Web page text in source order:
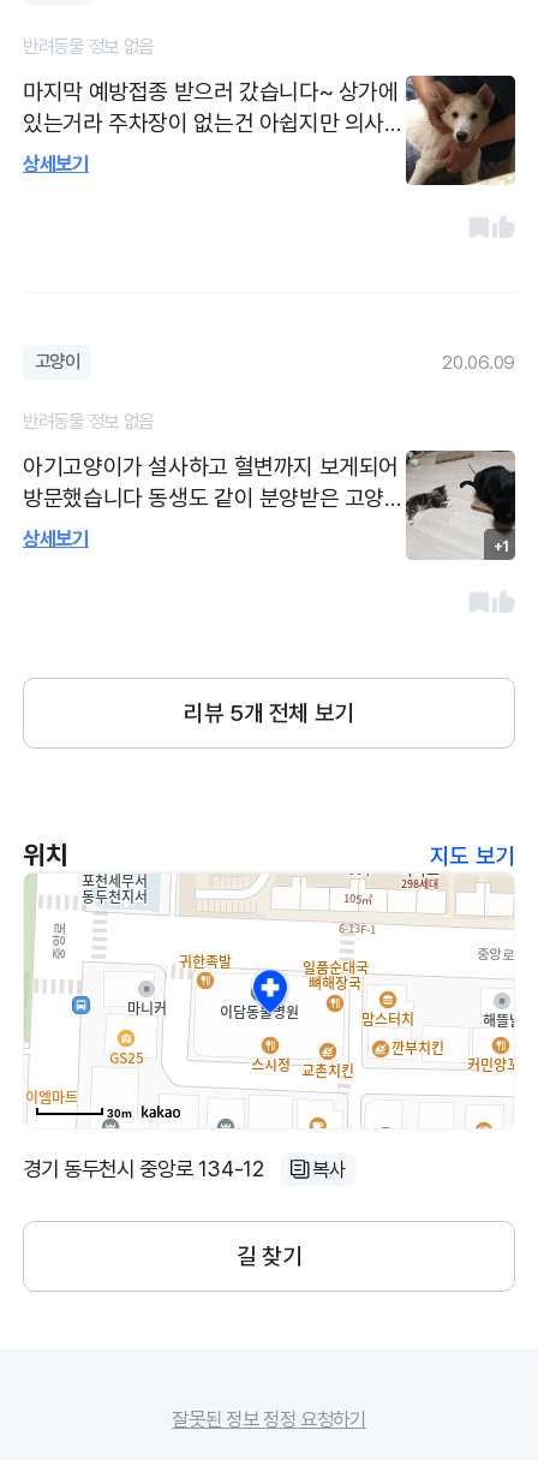
반려동물 정보 없음
마지막 예방접종 받으러 갔습니다~ 상가에
있는거라 주차장이 없는건 아쉽지만 의사분
이 친절하셔서 여기로만 가요. 몸무게 재고
상세보기
고양이 20.06.09
반려동물 정보 없음
아기고양이가 설사하고 혈변까지 보게되어
방문했습니다 동생도 같이 분양받은 고양이
도 설사해서 병원방문 검사결과 아무이상없
상세보기 +1
리뷰 5개 전체 보기
위치 지도 보기
30m
경기 동두천시 중앙로 134-12 복사
길 찾기
잘못된 정보 정정 요청하기